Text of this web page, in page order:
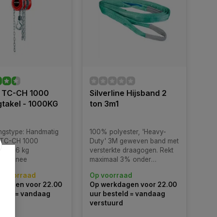
TC-CH 1000
- 1000KG
Handmatig
CH 1000
8,6 kg
nee
voorraad
voor 22.00
= vandaag
Silverline Hijsband 2
ton 3m1
100% polyester, 'Heavy-
Duty' 3M geweven band met
versterkte draagogen. Rekt
maximaal 3% onder
olie, organische
oplosmiddelen, alcohol,
zuren, water en zeewater.
Op voorraad
Op werkdagen voor 22.00
uur besteld = vandaag
verstuurd